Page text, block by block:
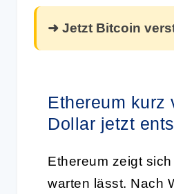
➜ Jetzt Bitcoin
Ethereum kurz
Dollar jetzt
Ethereum zeigt
warten lässt. Nach